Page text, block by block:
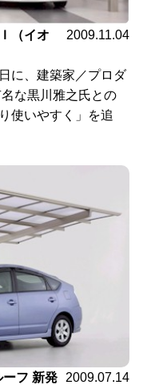
（イオ
2009.11.04
に、建築家／プロダ
な黒川雅之氏との
使いやすく」を追
フ 新発
2009.07.14